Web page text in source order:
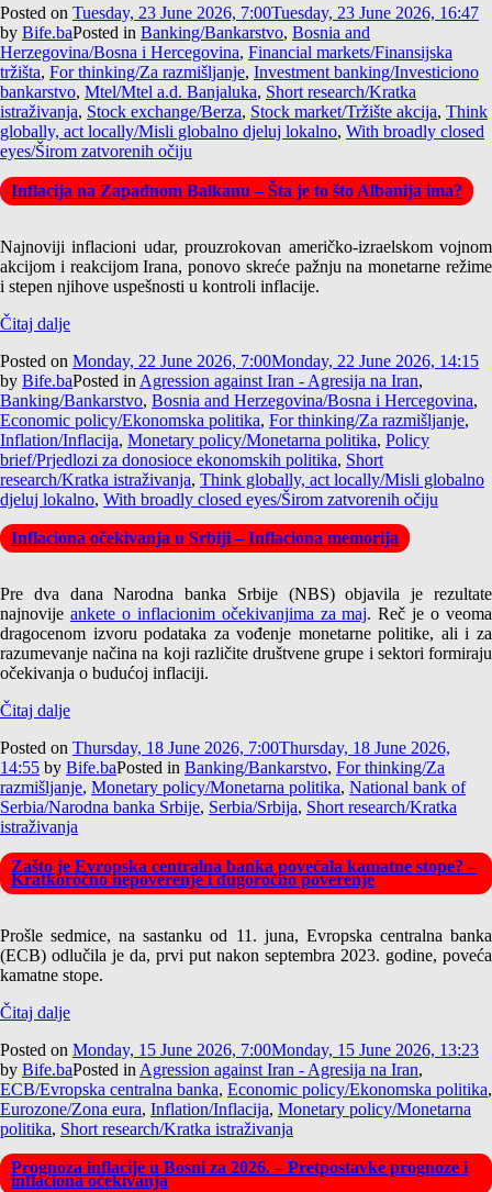
Posted on Tuesday, 23 June 2026, 7:00Tuesday, 23 June 2026, 16:47
by Bife.baPosted in Banking/Bankarstvo, Bosnia and
Herzegovina/Bosna i Hercegovina, Financial markets/Finansijska
tržišta, For thinking/Za razmišljanje, Investment banking/Investiciono
bankarstvo, Mtel/Mtel a.d. Banjaluka, Short research/Kratka
istraživanja, Stock exchange/Berza, Stock market/Tržište akcija, Think
globally, act locally/Misli globalno djeluj lokalno, With broadly closed
eyes/Širom zatvorenih očiju
Inflacija na Zapadnom Balkanu – Šta je to što Albanija ima?
Najnoviji inflacioni udar, prouzrokovan američko-izraelskom vojnom
akcijom i reakcijom Irana, ponovo skreće pažnju na monetarne režime
i stepen njihove uspešnosti u kontroli inflacije.
Čitaj dalje
Posted on Monday, 22 June 2026, 7:00Monday, 22 June 2026, 14:15
by Bife.baPosted in Agression against Iran - Agresija na Iran,
Banking/Bankarstvo, Bosnia and Herzegovina/Bosna i Hercegovina,
Economic policy/Ekonomska politika, For thinking/Za razmišljanje,
Inflation/Inflacija, Monetary policy/Monetarna politika, Policy
brief/Prjedlozi za donosioce ekonomskih politika, Short
research/Kratka istraživanja, Think globally, act locally/Misli globalno
djeluj lokalno, With broadly closed eyes/Širom zatvorenih očiju
Inflaciona očekivanja u Srbiji – Inflaciona memorija
Pre dva dana Narodna banka Srbije (NBS) objavila je rezultate
najnovije ankete o inflacionim očekivanjima za maj. Reč je o veoma
dragocenom izvoru podataka za vođenje monetarne politike, ali i za
razumevanje načina na koji različite društvene grupe i sektori formiraju
očekivanja o budućoj inflaciji.
Čitaj dalje
Posted on Thursday, 18 June 2026, 7:00Thursday, 18 June 2026,
14:55 by Bife.baPosted in Banking/Bankarstvo, For thinking/Za
razmišljanje, Monetary policy/Monetarna politika, National bank of
Serbia/Narodna banka Srbije, Serbia/Srbija, Short research/Kratka
istraživanja
Zašto je Evropska centralna banka povećala kamatne stope? –
Kratkoročno nepoverenje i dugoročno poverenje
Prošle sedmice, na sastanku od 11. juna, Evropska centralna banka
(ECB) odlučila je da, prvi put nakon septembra 2023. godine, poveća
kamatne stope.
Čitaj dalje
Posted on Monday, 15 June 2026, 7:00Monday, 15 June 2026, 13:23
by Bife.baPosted in Agression against Iran - Agresija na Iran,
ECB/Evropska centralna banka, Economic policy/Ekonomska politika,
Eurozone/Zona eura, Inflation/Inflacija, Monetary policy/Monetarna
politika, Short research/Kratka istraživanja
Prognoza inflacije u Bosni za 2026. – Pretpostavke prognoze i
inflaciona očekivanja